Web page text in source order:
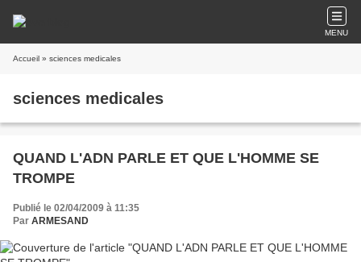
MENU
Accueil » sciences medicales
sciences medicales
QUAND L'ADN PARLE ET QUE L'HOMME SE
TROMPE
Publié le 02/04/2009 à 11:35
Par ARMESAND